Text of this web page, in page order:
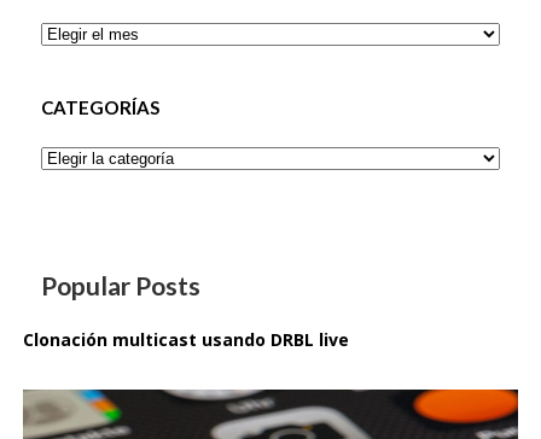
Archivos
CATEGORÍAS
Categorías
Popular Posts
Clonación multicast usando DRBL live